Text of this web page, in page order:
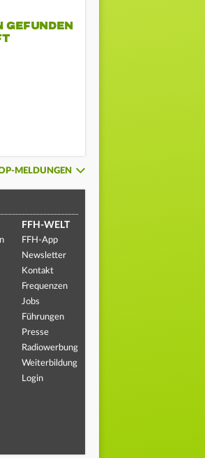
GEFUNDEN
MELDUNGEN
FFH-WELT
FFH-App
Newsletter
Kontakt
Frequenzen
Jobs
Führungen
Presse
Radiowerbung
Weiterbildung
Login